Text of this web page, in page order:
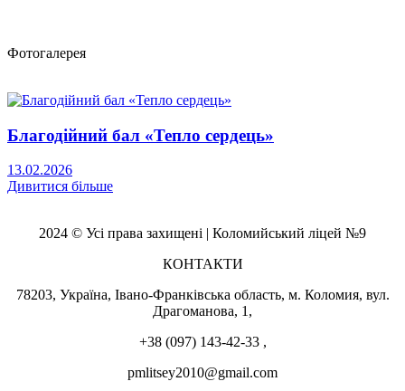
Фотогалерея
Благодійний бал «Тепло сердець»
13.02.2026
Дивитися більше
2024 © Усі права захищені | Коломийський ліцей №9
КОНТАКТИ
78203, Україна, Івано-Франківська область, м. Коломия, вул.
Драгоманова, 1,
+38 (097) 143-42-33 ,
pmlitsey2010@gmail.com